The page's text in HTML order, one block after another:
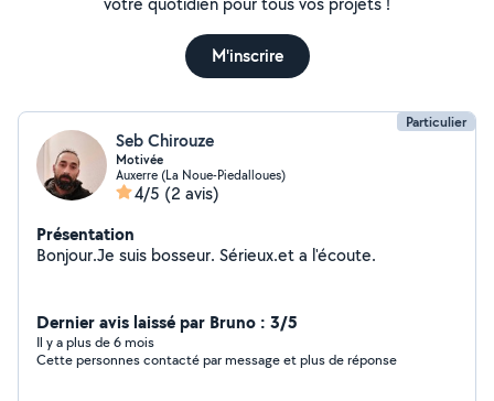
M'inscrire
Particulier
Seb Chirouze
Motivée
Auxerre (La Noue-Piedalloues)
4/5 (2 avis)
Présentation
Bonjour.Je suis bosseur. Sérieux.et a l'écoute.
Dernier avis laissé par Bruno : 3/5
Il y a plus de 6 mois
Cette personnes contacté par message et plus de réponse